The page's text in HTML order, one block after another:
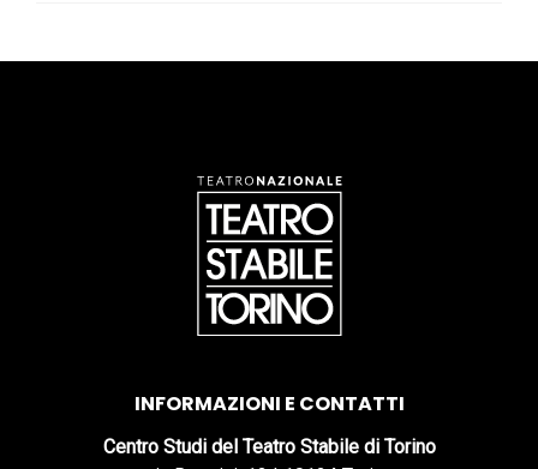
INFORMAZIONI E CONTATTI
Centro Studi del Teatro Stabile di Torino